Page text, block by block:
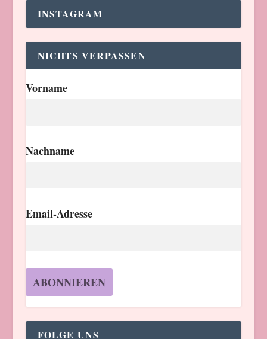
INSTAGRAM
NICHTS VERPASSEN
Vorname
Nachname
Email-Adresse
FOLGE UNS